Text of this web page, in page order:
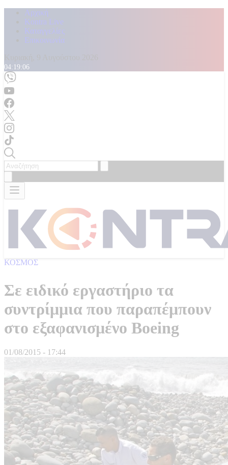
Αρχική
Kontra Live
Καταγγελίες
Επικοινωνία
04:19:08
ΚΟΣΜΟΣ
Σε ειδικό εργαστήριο τα
συντρίμμια που παραπέμπουν
στο εξαφανισμένο Boeing
01/08/2015 - 17:44